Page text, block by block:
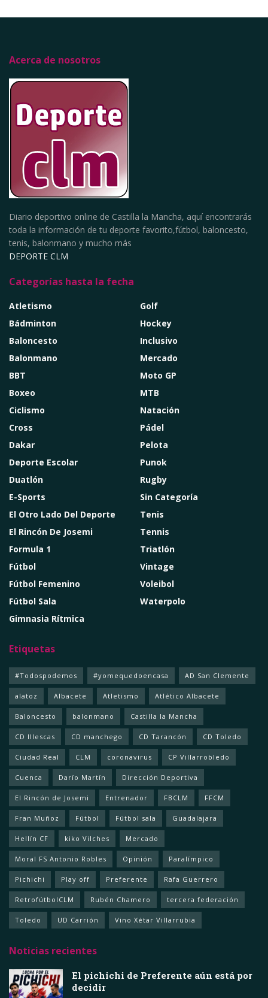
Acerca de nosotros
Diario deportivo online de Castilla la Mancha, aquí encontrarás
toda la información de tu deporte favorito,fútbol, baloncesto,
tenis, balonmano y mucho más
DEPORTE CLM
Categorías hasta la fecha
Atletismo
Bádminton
Baloncesto
Balonmano
BBT
Boxeo
Ciclismo
Cross
Dakar
Deporte Escolar
Duatlón
E-Sports
El Otro Lado Del Deporte
El Rincón De Josemi
Formula 1
Fútbol
Fútbol Femenino
Fútbol Sala
Gimnasia Rítmica
Golf
Hockey
Inclusivo
Mercado
Moto GP
MTB
Natación
Pádel
Pelota
Punok
Rugby
Sin Categoría
Tenis
Tennis
Triatlón
Vintage
Voleibol
Waterpolo
Etiquetas
#Todospodemos #yomequedoencasa AD San Clemente
alatoz Albacete Atletismo Atlético Albacete
Baloncesto balonmano Castilla la Mancha
CD Illescas CD manchego CD Tarancón CD Toledo
Ciudad Real CLM coronavirus CP Villarrobledo
Cuenca Darío Martín Dirección Deportiva
El Rincón de Josemi Entrenador FBCLM FFCM
Fran Muñoz Fútbol Fútbol sala Guadalajara
Hellín CF kiko Vilches Mercado
Moral FS Antonio Robles Opinión Paralímpico
Pichichi Play off Preferente Rafa Guerrero
RetrofútbolCLM Rubén Chamero tercera federación
Toledo UD Carrión Vino Xétar Villarrubia
Noticias recientes
El pichichi de Preferente aún está por
decidir